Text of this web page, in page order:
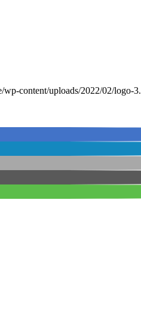
wp-content/uploads/2022/02/logo-